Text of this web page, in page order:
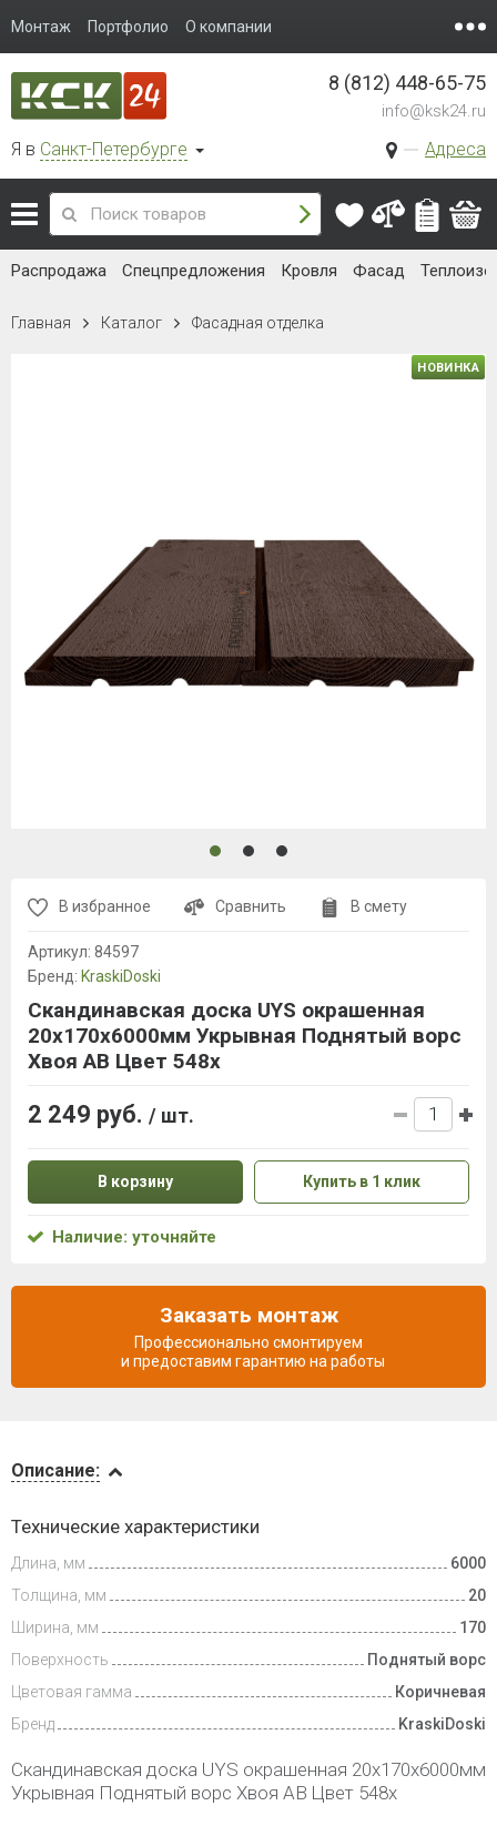
Монтаж Портфолио О компании
Я в Санкт-Петербурге Адреса
8 (812) 448-65-75
info@ksk24.ru
Распродажа Спецпредложения Кровля Фасад
Главная Каталог Фасадная отделка
и оплата
Описание:
Технические характеристики
Длина, мм
6000
Толщина, мм
20
Ширина, мм
170
Поверхность
Поднятый ворс
Цветовая гамма
Коричневая
Бренд
KraskiDoski
Скандинавская доска UYS окрашенная 20х170х6000мм
Укрывная Поднятый ворс Хвоя АВ Цвет 548х
НОВИНКА
В избранное Сравнить В смету
Артикул: 84597
Бренд: KraskiDoski
Скандинавская доска UYS окрашенная
20х170х6000мм Укрывная Поднятый ворс
Хвоя АВ Цвет 548х
2 249 руб. / шт.
В корзину Купить в 1 клик
Наличие: уточняйте
Заказать монтаж
Профессионально смонтируем
и предоставим гарантию на работы